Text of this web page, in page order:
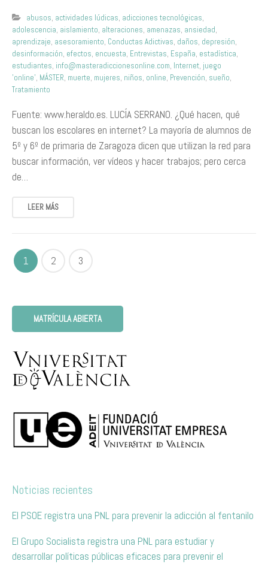
abusos, actividades lúdicas, adicciones tecnológicas,
adolescencia, aislamiento, alteraciones, amenazas, ansiedad,
aprendizaje, asesoramiento, Conductas Adictivas, daños, depresión,
desinformación, efectos, encuesta, Entrevistas, España, estadística,
estudiantes, info@masteradiccionesonline.com, Internet, juego
'online', MÁSTER, muerte, mujeres, niños, online, Prevención, sueño,
Tratamiento
Fuente: www.heraldo.es. LUCÍA SERRANO. ¿Qué hacen, qué
buscan los escolares en internet? La mayoría de alumnos de
5º y 6º de primaria de Zaragoza dicen que utilizan la red para
buscar información, ver vídeos y hacer trabajos; pero cerca
de…
LEER MÁS
1 2 3
MATRÍCULA ABIERTA
Noticias recientes
El PSOE registra una PNL para prevenir la adicción al fentanilo
El Grupo Socialista registra una PNL para estudiar y
desarrollar políticas públicas eficaces para prevenir el